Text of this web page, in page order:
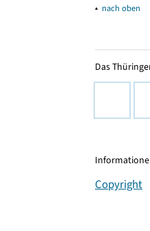
▴ nach oben
Das
Copyright